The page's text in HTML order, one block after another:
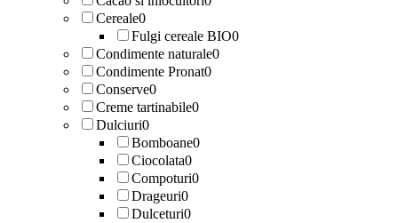
Cereale0
Fulgi cereale BIO0
Condimente naturale0
Condimente Pronat0
Conserve0
Creme tartinabile0
Dulciuri0
Bomboane0
Ciocolata0
Compoturi0
Drageuri0
Dulceturi0